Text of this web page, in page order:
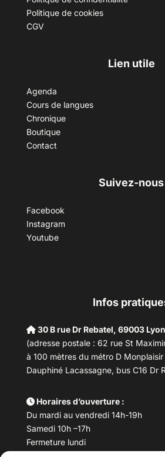
Politique de cookies
CGV
Lien utile
Agenda
Cours de langues
Chronique
Boutique
Contact
Suivez-nous
Facebook
Instagram
Youtube
Infos
30 B rue Dr Rebatel, 69003 Lyon
(adresse postale : 62 rue St
à 100 mètres du métro D
Dauphiné Lacassagne, bus C16 Dr
Horaires d’ouverture :
Du mardi au vendredi 14h-19h
Samedi 10h –17h
Fermeture lundi